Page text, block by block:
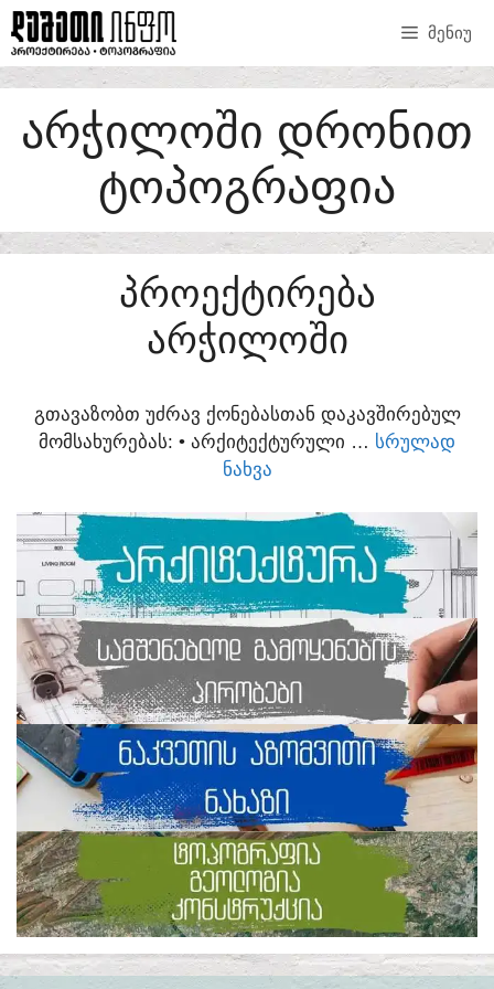
SKIP
TO
CONTENT
ᲛᲔᲜᲘᲣ
ᲐᲠᲭᲘᲚᲝᲨᲘ ᲓᲠᲝᲜᲘᲗ
ᲢᲝᲞᲝᲒᲠᲐᲤᲘᲐ
ᲞᲠᲝᲔᲥᲢᲘᲠᲔᲑᲐ
ᲐᲠᲭᲘᲚᲝᲨᲘ
ᲒᲗᲐᲕᲐᲖᲝᲑᲗ ᲣᲫᲠᲐᲕ ᲥᲝᲜᲔᲑᲐᲡᲗᲐᲜ ᲓᲐᲙᲐᲕᲨᲘᲠᲔᲑᲣᲚ
ᲛᲝᲛᲡᲐᲮᲣᲠᲔᲑᲐᲡ:​ • ᲐᲠᲥᲘᲢᲔᲥᲢᲣᲠᲣᲚᲘ … ᲡᲠᲣᲚᲐᲓ
ᲜᲐᲮᲕᲐ